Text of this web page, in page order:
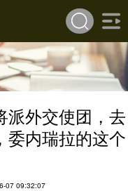
派外交使团，去
委内瑞拉的这个
07 09:32:07